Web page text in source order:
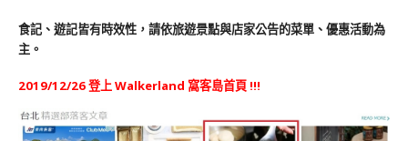
食記、遊記皆有時效性，請依旅遊景點與店家公告的菜單、優惠活動為
主。
2019/12/26 登上 Walkerland 窩客島首頁 !!!